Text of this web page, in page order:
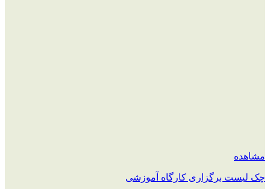
مشاهده
چک‌ لیست برگزاری کارگاه آموزشی